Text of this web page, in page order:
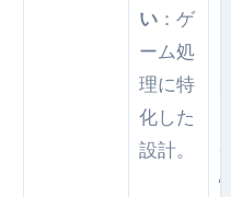
い：ゲ
ーム処
理に特
化した
設計。